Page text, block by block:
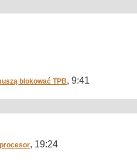
blokować TPB, 9:41
, 19:24